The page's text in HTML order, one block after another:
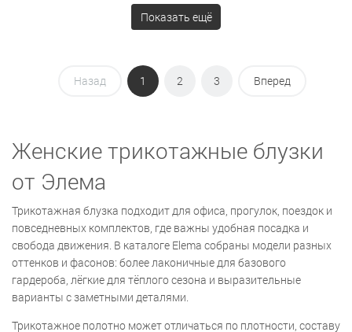
Показать ещё
Назад 1 2 3 Вперед
Женские трикотажные блузки
от Элема
Трикотажная блузка подходит для офиса, прогулок, поездок и
повседневных комплектов, где важны удобная посадка и
свобода движения. В каталоге Elema собраны модели разных
оттенков и фасонов: более лаконичные для базового
гардероба, лёгкие для тёплого сезона и выразительные
варианты с заметными деталями.
Трикотажное полотно может отличаться по плотности, составу